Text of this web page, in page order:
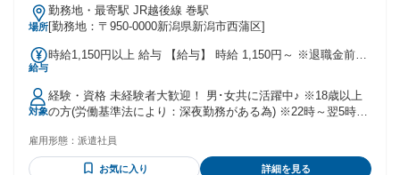
場所
勤務地・最寄駅 JR越後線 巻駅
[勤務地：〒950-0000新潟県新潟市西蒲区]
給与
時給1,150円以上 給与 【給与】 時給 1,150円～ ※退職金前払
対象
経験・資格 未経験者大歓迎！ 男･女共に活躍中♪ ※18歳以上
の方(労働基準法により：深夜勤務がある為) ※22時～翌5時の
雇用形態： 派遣社員
お気に入り 詳細を見る